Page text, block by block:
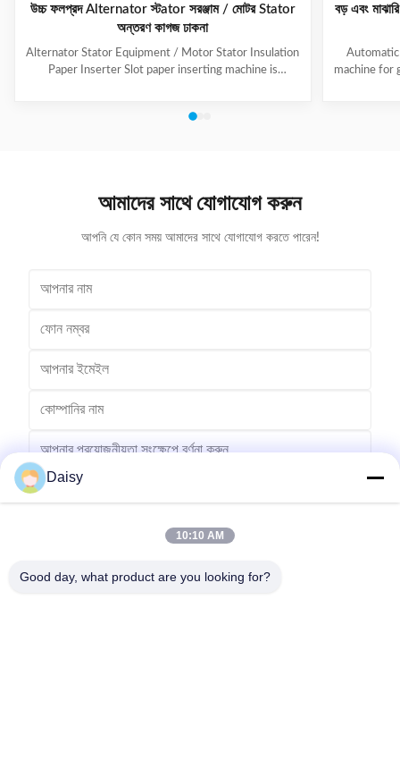
উচ্চ ফলপ্রদ Alternator স্টator সরঞ্জাম / মোটর Stator
অন্তরণ কাগজ ঢাকনা
Alternator Stator Equipment / Motor Stator Insulation
Paper Inserter Slot paper inserting machine is
as paper feeding, forming, folding, inserting and stator
Stator I.D
বড় এবং
machine for
আমাদের সাথে যোগাযোগ করুন
আপনি যে কোন সময় আমাদের সাথে যোগাযোগ করতে পারেন!
Daisy
10:10 AM
Good day, what product are you looking for?